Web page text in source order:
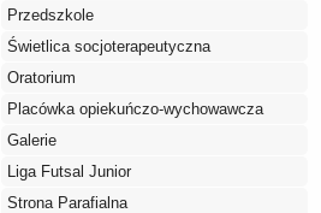
Przedszkole
Świetlica socjoterapeutyczna
Oratorium
Placówka opiekuńczo-wychowawcza
Galerie
Liga Futsal Junior
Strona Parafialna